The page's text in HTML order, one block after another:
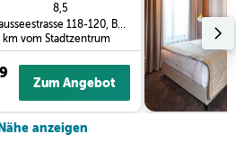
8,5
Chausseestrasse 118-120, Berlin, Deutschland
km vom Stadtzentrum
Zum Angebot
anzeigen